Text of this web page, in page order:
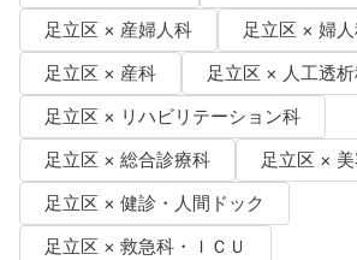
足立区 × 産婦人科
足立区 × 婦
足立区 × 産科
足立区 × 人工透
足立区 × リハビリテーション科
足立区 × 総合診療科
足立区 ×
足立区 × 健診・人間ドック
足立区 × 救急科・ＩＣＵ